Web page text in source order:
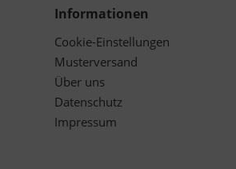
Informationen
Cookie-Einstellungen
Musterversand
Über uns
Datenschutz
Impressum